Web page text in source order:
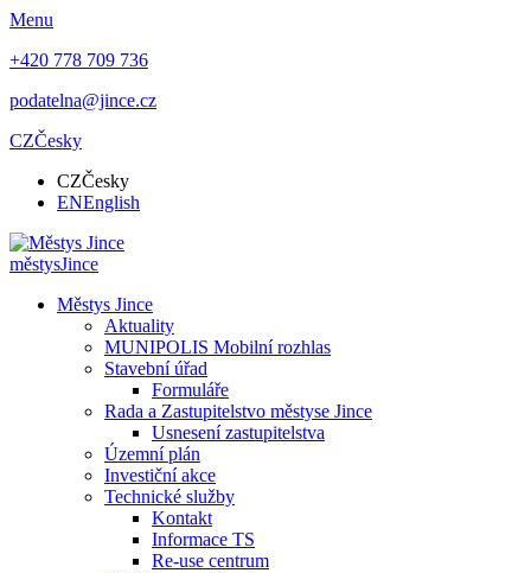
Menu
+420 778 709 736
podatelna@jince.cz
CZČesky
CZČesky
ENEnglish
městysJince
Městys Jince
Aktuality
MUNIPOLIS Mobilní rozhlas
Stavební úřad
Formuláře
Rada a Zastupitelstvo městyse Jince
Usnesení zastupitelstva
Územní plán
Investiční akce
Technické služby
Kontakt
Informace TS
Re-use centrum